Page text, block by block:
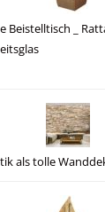
Beistelltisch _
als tolle